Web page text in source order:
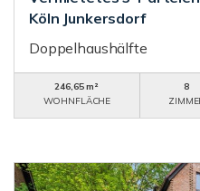
Köln Junkersdorf
Doppelhaushälfte
246,65 m²
WOHNFLÄCHE
8